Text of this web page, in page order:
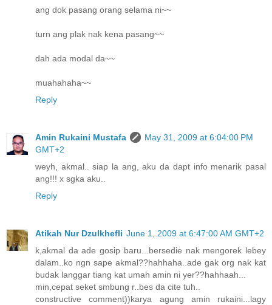
ang dok pasang orang selama ni~~
turn ang plak nak kena pasang~~
dah ada modal da~~
muahahaha~~
Reply
Amin Rukaini Mustafa
May 31, 2009 at 6:04:00 PM
GMT+2
weyh, akmal.. siap la ang, aku da dapt info menarik pasal
ang!!! x sgka aku..
Reply
Atikah Nur Dzulkhefli June 1, 2009 at 6:47:00 AM GMT+2
k,akmal da ade gosip baru...bersedie nak mengorek lebey
dalam..ko ngn sape akmal??hahhaha..ade gak org nak kat
budak langgar tiang kat umah amin ni yer??hahhaah...
min,cepat seket smbung r..bes da cite tuh..
constructive comment))karya agung amin rukaini...lagy